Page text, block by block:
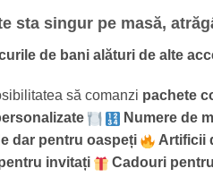
sta singur pe masă,
de bani alături de alte
să comanzi pachete
Numere de
dar pentru oaspeți
Artificii
invitați
Cadouri